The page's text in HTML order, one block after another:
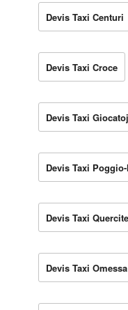
Devis Taxi Centuri
Devis Taxi Croce
Devis Taxi
Devis Taxi
Devis Taxi
Devis Taxi Omessa